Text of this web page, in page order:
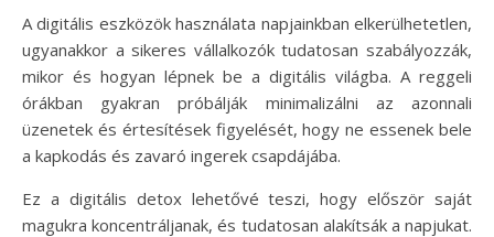
A digitális eszközök használata napjainkban elkerülhetetlen,
ugyanakkor a sikeres vállalkozók tudatosan szabályozzák,
mikor és hogyan lépnek be a digitális világba. A reggeli
órákban gyakran próbálják minimalizálni az azonnali
üzenetek és értesítések figyelését, hogy ne essenek bele
a kapkodás és zavaró ingerek csapdájába.
Ez a digitális detox lehetővé teszi, hogy először saját
magukra koncentráljanak, és tudatosan alakítsák a napjukat.